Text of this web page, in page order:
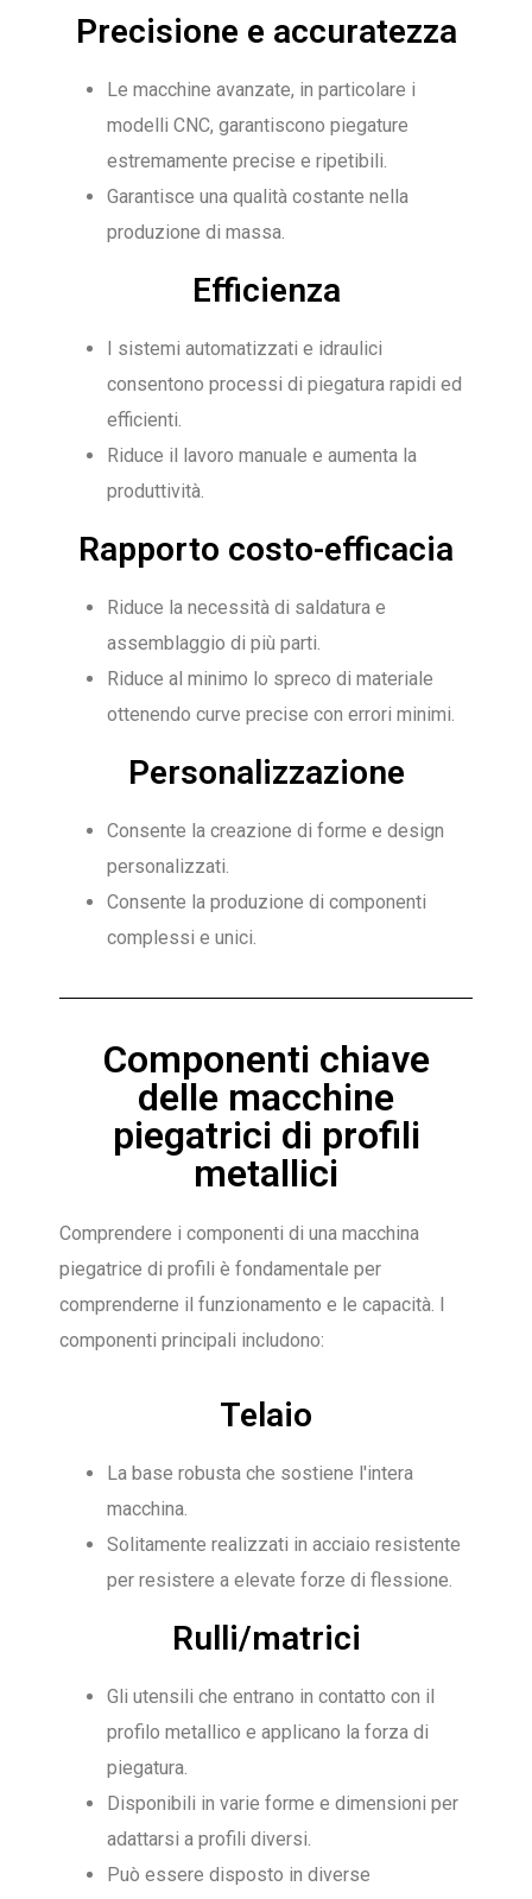
Precisione e accuratezza
Le macchine avanzate, in particolare i
modelli CNC, garantiscono piegature
estremamente precise e ripetibili.
Garantisce una qualità costante nella
produzione di massa.
Efficienza
I sistemi automatizzati e idraulici
consentono processi di piegatura rapidi ed
efficienti.
Riduce il lavoro manuale e aumenta la
produttività.
Rapporto costo-efficacia
Riduce la necessità di saldatura e
assemblaggio di più parti.
Riduce al minimo lo spreco di materiale
ottenendo curve precise con errori minimi.
Personalizzazione
Consente la creazione di forme e design
personalizzati.
Consente la produzione di componenti
complessi e unici.
Componenti chiave
delle macchine
piegatrici di profili
metallici
Comprendere i componenti di una macchina
piegatrice di profili è fondamentale per
comprenderne il funzionamento e le capacità. I
componenti principali includono:
Telaio
La base robusta che sostiene l'intera
macchina.
Solitamente realizzati in acciaio resistente
per resistere a elevate forze di flessione.
Rulli/matrici
Gli utensili che entrano in contatto con il
profilo metallico e applicano la forza di
piegatura.
Disponibili in varie forme e dimensioni per
adattarsi a profili diversi.
Può essere disposto in diverse